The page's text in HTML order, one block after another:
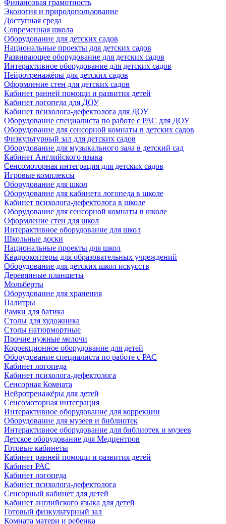
Финансовая грамотность
Экология и природопользование
Доступная среда
Современная школа
Оборудование для детских садов
Национальные проекты для детских садов
Развивающее оборудование для детских садов
Интерактивное оборудование для детских садов
Нейротренажёры для детских садов
Оформление стен для детских садов
Кабинет ранней помощи и развития детей
Кабинет логопеда для ДОУ
Кабинет психолога-дефектолога для ДОУ
Оборудование специалиста по работе с РАС для ДОУ
Оборудование для сенсорной комнаты в детских садов
Физкультурный зал для детских садов
Оборудование для музыкального зала в детский сад
Кабинет Английского языка
Сенсомоторная интеграция для детских садов
Игровые комплексы
Оборудование для школ
Оборудование для кабинета логопеда в школе
Кабинет психолога-дефектолога в школе
Оборудование для сенсорной комнаты в школе
Оформление стен для школ
Интерактивное оборудование для школ
Школьные доски
Национальные проекты для школ
Квадрокоптеры для образовательных учреждений
Оборудование для детских школ искусств
Деревянные планшеты
Мольберты
Оборудование для хранения
Палитры
Рамки для батика
Столы для художника
Столы натюрмортные
Прочие нужные мелочи
Коррекционное оборудование для детей
Оборудование специалиста по работе с РАС
Кабинет логопеда
Кабинет психолога-дефектолога
Сенсорная Комната
Нейротренажёры для детей
Сенсомоторная интеграция
Интерактивное оборудование для коррекции
Оборудование для музеев и библиотек
Интерактивное оборудование для библиотек и музеев
Детское оборудование для Медцентров
Готовые кабинеты
Кабинет ранней помощи и развития детей
Кабинет РАС
Кабинет логопеда
Кабинет психолога-дефектолога
Сенсорный кабинет для детей
Кабинет английского языка для детей
Готовый физкультурный зал
Комната матери и ребенка